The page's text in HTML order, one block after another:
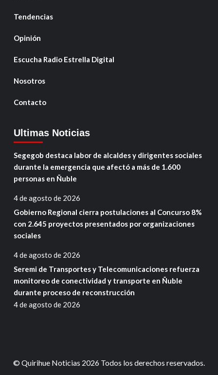
Tendencias
Opinión
Escucha Radio Estrella Digital
Nosotros
Contacto
Ultimas Noticias
Segegob destaca labor de alcaldes y dirigentes sociales
durante la emergencia que afectó a más de 1.600
personas en Ñuble
4 de agosto de 2026
Gobierno Regional cierra postulaciones al Concurso 8%
con 2.645 proyectos presentados por organizaciones
sociales
4 de agosto de 2026
Seremi de Transportes y Telecomunicaciones refuerza
monitoreo de conectividad y transporte en Ñuble
durante proceso de reconstrucción
4 de agosto de 2026